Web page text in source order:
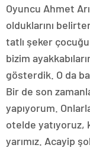
Oyuncu Ahmet
olduklarını
tatlı şeker
bizim
gösterdik. O da
Bir de son
yapıyorum.
otelde yatıyoruz,
yarımız. Acayip